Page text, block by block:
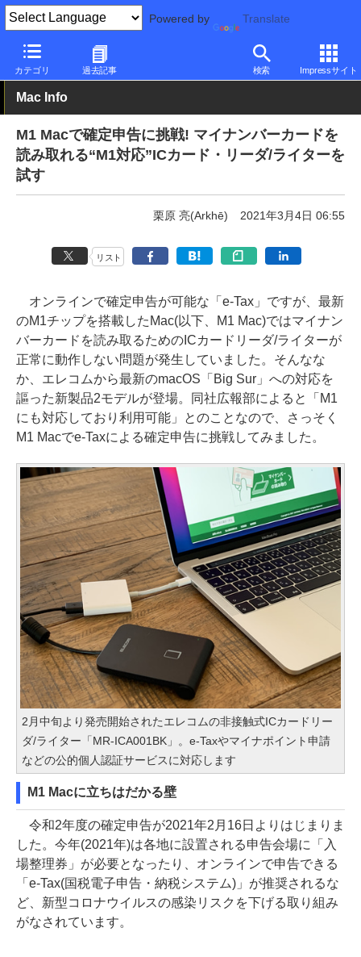
Powered by Translate
カテゴリ 過去記事 検索 Impressサイト
PC Watch パソコン/タブレット/スマートフォン モバイルノート
Mac Info
M1 Macで確定申告に挑戦! マイナンバーカードを
読み取れる“M1対応”ICカード・リーダ/ライターを
試す
栗原 亮(Arkhē) 2021年3月4日 06:55
リスト
オンラインで確定申告が可能な「e-Tax」ですが、最新
のM1チップを搭載したMac(以下、M1 Mac)ではマイナン
バーカードを読み取るためのICカードリーダ/ライターが
正常に動作しない問題が発生していました。そんなな
か、エレコムから最新のmacOS「Big Sur」への対応を
謳った新製品2モデルが登場。同社広報部によると「M1
にも対応しており利用可能」とのことなので、さっそく
M1 Macでe-Taxによる確定申告に挑戦してみました。
2月中旬より発売開始されたエレコムの非接触式ICカードリー
ダ/ライター「MR-ICA001BK」。e-Taxやマイナポイント申請
などの公的個人認証サービスに対応します
M1 Macに立ちはだかる壁
令和2年度の確定申告が2021年2月16日よりはじまりま
した。今年(2021年)は各地に設置される申告会場に「入
場整理券」が必要となったり、オンラインで申告できる
「e-Tax(国税電子申告・納税システム)」が推奨されるな
ど、新型コロナウイルスの感染リスクを下げる取り組み
がなされています。